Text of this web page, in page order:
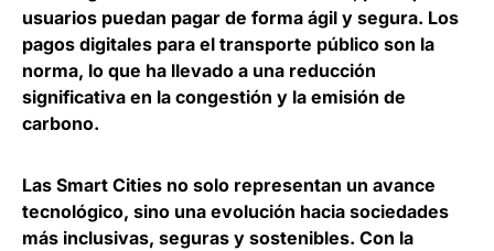
usuarios puedan pagar de forma ágil y segura. Los
pagos digitales para el transporte público son la
norma, lo que ha llevado a una reducción
significativa en la congestión y la emisión de
carbono.
Las Smart Cities no solo representan un avance
tecnológico, sino una evolución hacia sociedades
más inclusivas, seguras y sostenibles. Con la